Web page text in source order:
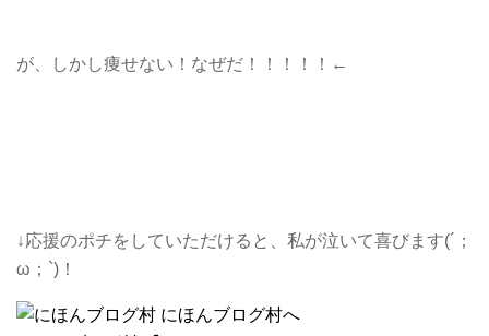
が、しかし痩せない！なぜだ！！！！！←
↓応援のポチをしていただけると、私が泣いて喜びます(´；
ω；`)！